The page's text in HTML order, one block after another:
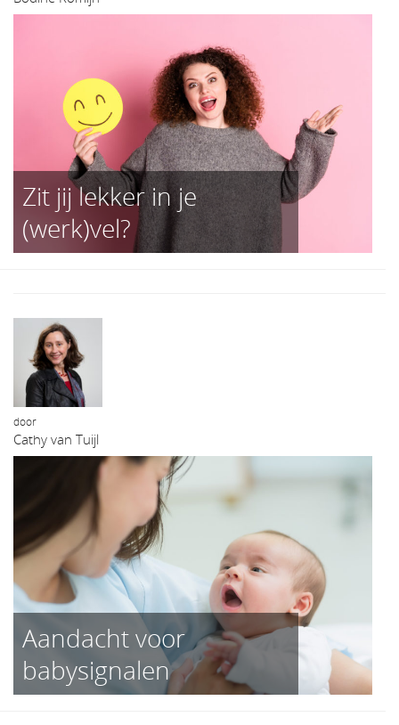
Zit jij lekker in je
(werk)vel?
door
Cathy van Tuijl
Aandacht voor
babysignalen